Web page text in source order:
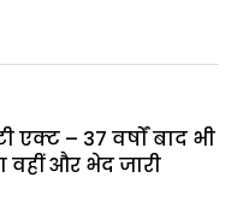
एक्ट – 37 वर्षों बाद भी
वहीं और भेद जारी